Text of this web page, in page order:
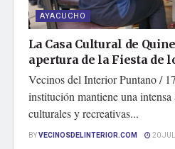
AYACUCHO
La Casa Cultural de
apertura de la Fiesta de
Vecinos del Interior Puntano /
institución mantiene una intensa
culturales y recreativas...
BYVECINOSDELINTERIOR.COM 20